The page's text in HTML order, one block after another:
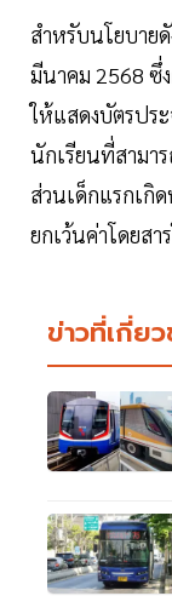
สำหรับนโยบาย
มีนาคม 2568 ซึ่
ให้แสดงบัตรปร
นักเรียนที่สามา
ส่วนเด็กแรกเกิ
ยกเว้นค่าโดยส
ข่าวที่เกี่ย